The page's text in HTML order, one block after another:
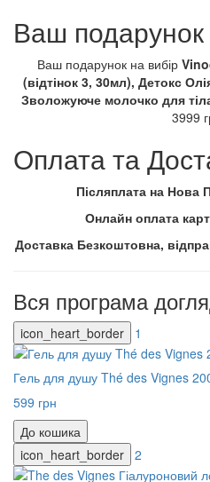
Ваш подарунок
Ваш подарунок на вибір
(відтінок 3, 30мл), Детокс
Зволожуюче молочко для
3999
Оплата та
Післяплата на Нова
Онлайн оплата
Доставка Безкоштовна,
Вся програма
icon_heart_border 1
Гель для душу Thé des Vignes
599 грн
До кошика
icon_heart_border 2